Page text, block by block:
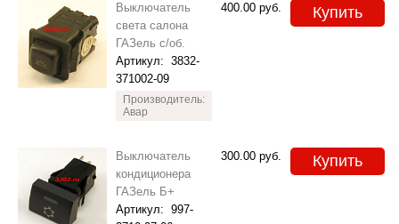
Выключатель
света салона
ГАЗель с/об.
Артикул: 3832-
371002-09
Производитель:
Авар
400.00 руб. Купить
Выключатель
кондиционера
ГАЗель Б+
Артикул: 997-
300.00 руб. Купить